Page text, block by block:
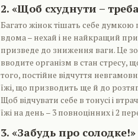
2. «Щоб схуднути –
Багато жінок тішать себе думкою
вдома – нехай і не найкращий
призведе до зниження ваги. Це
вводите організм в стан стресу,
того, постійне відчуття
їжі, що призводить ще й до
Щоб відчувати себе в тонусі і
їжі на день – 3 повноцінних і 2
3. «Забудь про солодке!»